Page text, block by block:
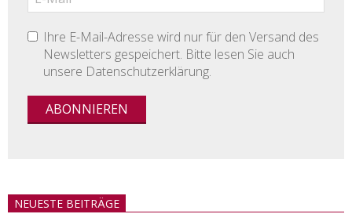
Ihre E-Mail-Adresse wird nur für den Versand des
Newsletters gespeichert. Bitte lesen Sie auch
unsere Datenschutzerklärung.
NEUESTE BEITRÄGE